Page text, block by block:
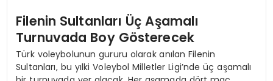
Filenin Sultanları Üç Aşamalı
Turnuvada Boy Gösterecek
Türk voleybolunun gururu olarak anılan Filenin
Sultanları, bu yılki Voleybol Milletler Ligi’nde üç aşamalı